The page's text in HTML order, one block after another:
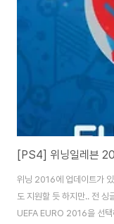
샌 데이원 패치가 유행인가
[PS4] 위닝일레븐
위닝 2016에 업데이트가
도 지원할 듯 하지만.. 전 싱
UEFA EURO 2016을 선